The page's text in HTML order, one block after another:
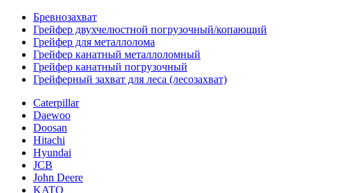
Бревнозахват
Грейфер двухчелюстной погрузочный/копающий
Грейфер для металлолома
Грейфер канатный металлоломный
Грейфер канатный погрузочный
Грейферный захват для леса (лесозахват)
Caterpillar
Daewoo
Doosan
Hitachi
Hyundai
JCB
John Deere
KATO